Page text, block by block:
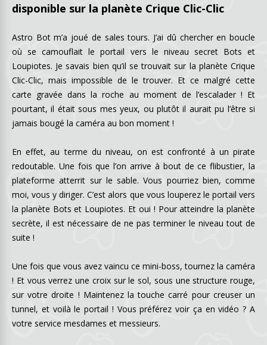
disponible sur la planète Crique Clic-Clic
Astro Bot m’a joué de sales tours. J’ai dû chercher en boucle
où se camouflait le portail vers le niveau secret Bots et
Loupiotes. Je savais bien qu’il se trouvait sur la planète Crique
Clic-Clic, mais impossible de le trouver. Et ce malgré cette
carte gravée dans la roche au moment de l’escalader ! Et
pourtant, il était sous mes yeux, ou plutôt il aurait pu l’être si
jamais bougé la caméra au bon moment !
En effet, au terme du niveau, on est confronté à un pirate
redoutable. Une fois que l’on arrive à bout de ce flibustier, la
plateforme atterrit sur le sable. Vous pourriez bien, comme
moi, vous y diriger. C’est alors que vous louperez le portail vers
la planète Bots et Loupiotes. Et oui ! Pour atteindre la planète
secrète, il est nécessaire de ne pas terminer le niveau tout de
suite !
Une fois que vous avez vaincu ce mini-boss, tournez la caméra
! Et vous verrez une croix sur le sol, sous une structure rouge,
sur votre droite ! Maintenez la touche carré pour creuser un
tunnel, et voilà le portail ! Vous préférez voir ça en vidéo ? A
votre service mesdames et messieurs.